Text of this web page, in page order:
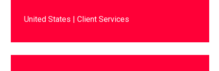
United States Client Services